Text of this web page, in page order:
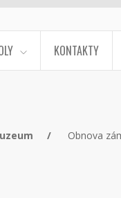
KONTAKTY
Obnova